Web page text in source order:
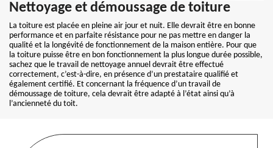
Nettoyage et démoussage de toiture
La toiture est placée en pleine air jour et nuit. Elle devrait être en bonne
performance et en parfaite résistance pour ne pas mettre en danger la
qualité et la longévité de fonctionnement de la maison entière. Pour que
la toiture puisse être en bon fonctionnement la plus longue durée possible,
sachez que le travail de nettoyage annuel devrait être effectué
correctement, c’est-à-dire, en présence d’un prestataire qualifié et
également certifié. Et concernant la fréquence d’un travail de
démoussage de toiture, cela devrait être adapté à l’état ainsi qu’à
l’ancienneté du toit.